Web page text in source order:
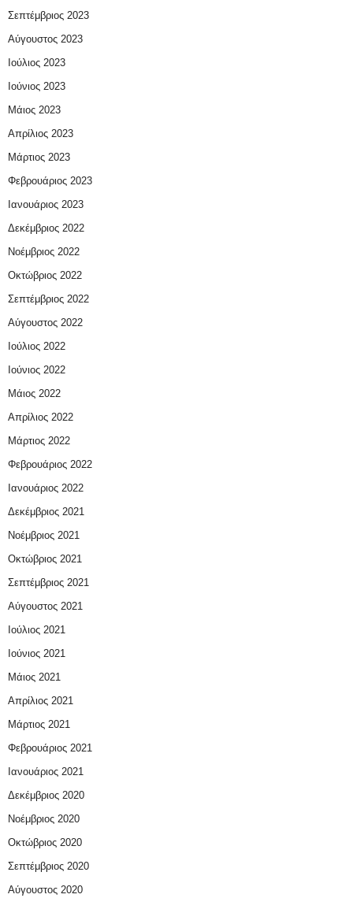
Σεπτέμβριος 2023
Αύγουστος 2023
Ιούλιος 2023
Ιούνιος 2023
Μάιος 2023
Απρίλιος 2023
Μάρτιος 2023
Φεβρουάριος 2023
Ιανουάριος 2023
Δεκέμβριος 2022
Νοέμβριος 2022
Οκτώβριος 2022
Σεπτέμβριος 2022
Αύγουστος 2022
Ιούλιος 2022
Ιούνιος 2022
Μάιος 2022
Απρίλιος 2022
Μάρτιος 2022
Φεβρουάριος 2022
Ιανουάριος 2022
Δεκέμβριος 2021
Νοέμβριος 2021
Οκτώβριος 2021
Σεπτέμβριος 2021
Αύγουστος 2021
Ιούλιος 2021
Ιούνιος 2021
Μάιος 2021
Απρίλιος 2021
Μάρτιος 2021
Φεβρουάριος 2021
Ιανουάριος 2021
Δεκέμβριος 2020
Νοέμβριος 2020
Οκτώβριος 2020
Σεπτέμβριος 2020
Αύγουστος 2020